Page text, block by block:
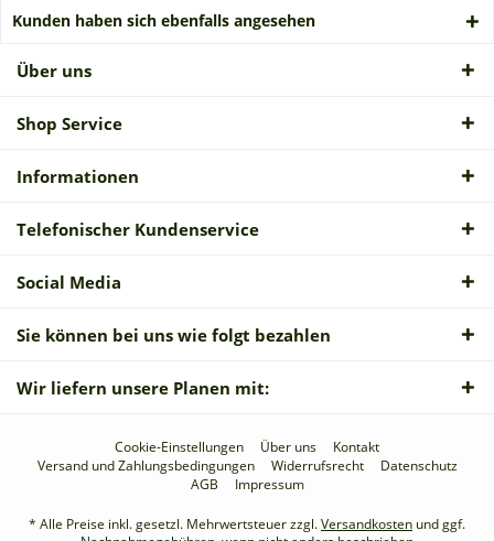
Kunden haben sich ebenfalls angesehen
Über uns
Shop Service
Informationen
Telefonischer Kundenservice
Social Media
Sie können bei uns wie folgt bezahlen
Wir liefern unsere Planen mit:
Cookie-Einstellungen Über uns
Kontakt
Versand und Zahlungsbedingungen
Widerrufsrecht
Datenschutz
AGB
Impressum
* Alle Preise inkl. gesetzl. Mehrwertsteuer zzgl.Versandkosten und ggf.